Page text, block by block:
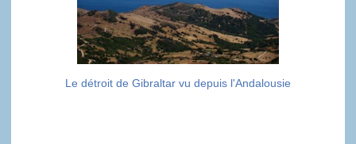
Le détroit de Gibraltar vu depuis l'Andalousie